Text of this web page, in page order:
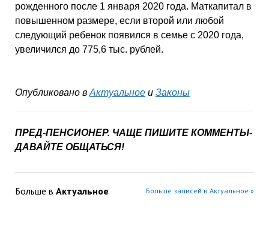
рожденного после 1 января 2020 года. Маткапитал в
повышенном размере, если второй или любой
следующий ребенок появился в семье с 2020 года,
увеличился до 775,6 тыс. рублей.
Опубликовано в Актуальноеи Законы
ПРЕД-ПЕНСИОНЕР. ЧАЩЕ ПИШИТЕ КОММЕНТЫ-
ДАВАЙТЕ ОБЩАТЬСЯ!
Больше в Актуальное Больше записей в Актуальное »